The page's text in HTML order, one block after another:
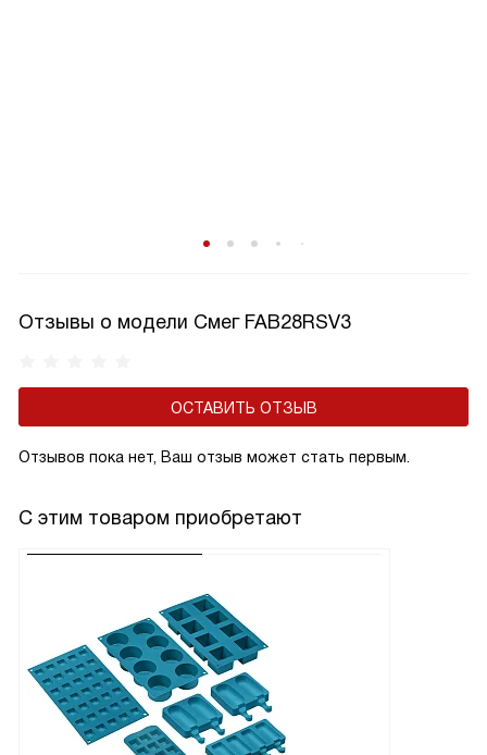
Отзывы о модели Смег FAB28RSV3
ОСТАВИТЬ ОТЗЫВ
Отзывов пока нет, Ваш отзыв может стать первым.
С этим товаром приобретают